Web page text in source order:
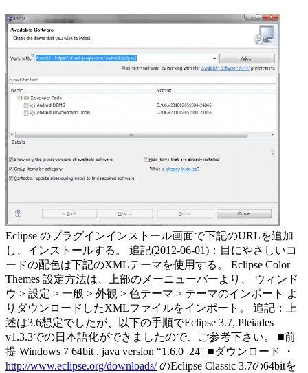
Eclipse のプラグインインストール画面で下記のURLを追加
し、インストールする。 追記(2012-06-01)：目にやさしいコ
ードの配色は下記のXMLテーマを使用する。 Eclipse Color
Themes 設定方法は、上部のメーニューバーより、 ウィンド
ウ > 設定 > 一般 > 外観 > 色テーマ > テーマのインポート よ
りダウンロードしたXMLファイルをインポート。 追記：上
述は3.6想定でしたが、以下の手順でEclipse 3.7, Pleiades
v1.3.3での日本語化ができましたので、ご参考下さい。 ■前
提 Windows 7 64bit , java version “1.6.0_24″ ■ダウンロード ・
http://www.eclipse.org/downloads/のEclipse Classic 3.7の64bitを